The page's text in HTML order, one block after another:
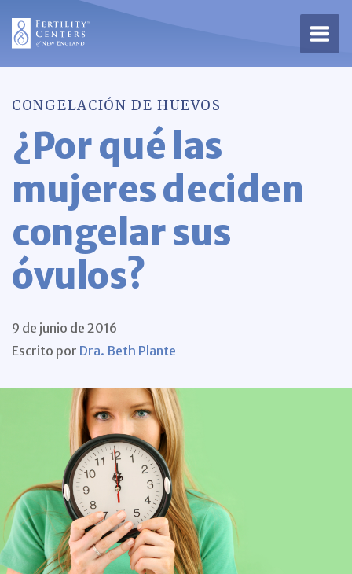
Abrir
CONGELACIÓN DE HUEVOS
¿Por qué las
mujeres deciden
congelar sus
óvulos?
9 de junio de 2016
Escrito por Dra. Beth Plante